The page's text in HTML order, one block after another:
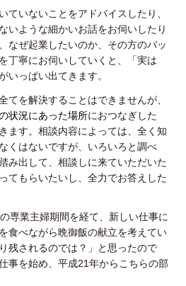
ていないことをアドバイスしたり、
いような細かいお話をお伺いしたり
なぜ起業したいのか、その方のバッ
丁寧にお伺いしていくと、「実は
いっぱい出てきます。
てを解決することはできませんが、
の状況にあった場所におつなぎした
ます。相談内容によっては、全く知
くはないですが、いろいろと調べ
み出して、相談しに来ていただいた
てもらいたいし、全力でお答えした
専業主婦期間を経て、新しい仕事に
食べながら晩御飯の献立を考えてい
残されるのでは？」と思ったので
事を始め、平成21年からこちらの部